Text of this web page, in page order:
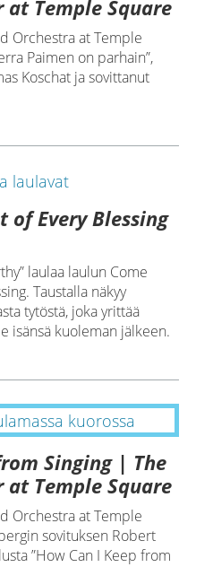
at Temple Square
Orchestra at Temple
Paimen on parhain”,
Koschat ja sovittanut
of Every Blessing
laulaa laulun Come
Taustalla näkyy
tytöstä, joka yrittää
isänsä kuoleman jälkeen.
Singing | The
at Temple Square
Orchestra at Temple
sovituksen Robert
”How Can I Keep from